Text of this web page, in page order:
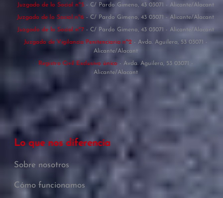
Juzgado de lo Social nº5 - C/ Pardo Gimeno, 43 03071 - Alicante/Alacant
Juzgado de lo Social nº6 - C/ Pardo Gimeno, 43 03071 - Alicante/Alacant
Juzgado de lo Social nº7 - C/ Pardo Gimeno, 43 03071 - Alicante/Alacant
Juzgado de Vigilancia Penitenciaria nº2 - Avda. Aguilera, 53 03071 -
Alicante/Alacant
Registro Civil Exclusivo único - Avda. Aguilera, 53 03071 -
Alicante/Alacant
Lo que nos diferencia
Sobre nosotros
Cómo funcionamos